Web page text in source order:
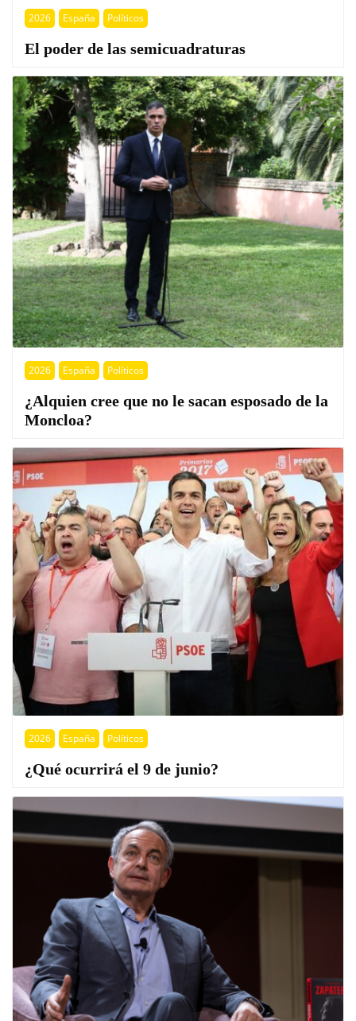
2026 España Políticos
El poder de las semicuadraturas
2026 España Políticos
¿Alquien cree que no le sacan esposado de la
Moncloa?
2026 España Políticos
¿Qué ocurrirá el 9 de junio?